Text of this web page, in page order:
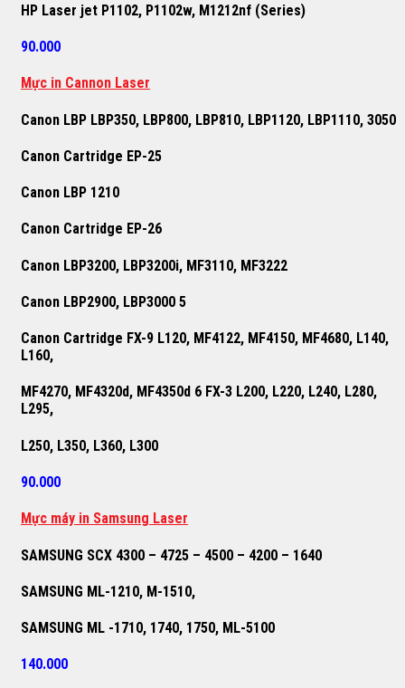
HP Laser jet P1102, P1102w, M1212nf (Series)
90.000
Mực in Cannon Laser
Canon LBP LBP350, LBP800, LBP810, LBP1120, LBP1110, 3050
Canon Cartridge EP-25
Canon LBP 1210
Canon Cartridge EP-26
Canon LBP3200, LBP3200i, MF3110, MF3222
Canon LBP2900, LBP3000 5
Canon Cartridge FX-9 L120, MF4122, MF4150, MF4680, L140,
L160,
MF4270, MF4320d, MF4350d 6 FX-3 L200, L220, L240, L280,
L295,
L250, L350, L360, L300
90.000
Mực máy in Samsung Laser
SAMSUNG SCX 4300 – 4725 – 4500 – 4200 – 1640
SAMSUNG ML-1210, M-1510,
SAMSUNG ML -1710, 1740, 1750, ML-5100
140.000